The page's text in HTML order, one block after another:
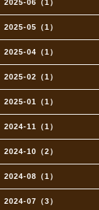
2025-06（1）
2025-05（1）
2025-04（1）
2025-02（1）
2025-01（1）
2024-11（1）
2024-10（2）
2024-08（1）
2024-07（3）